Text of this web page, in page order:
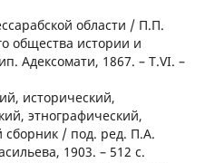
области / П.П.
общества истории и
Адексомати, 1867. – T.VI. –
исторический,
этнографический,
/ под. ред. П.А.
1903. – 512 с.